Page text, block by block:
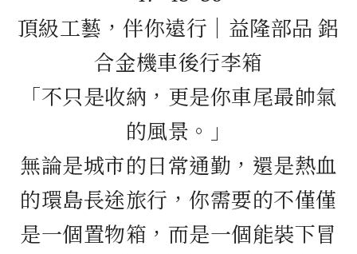
頂級工藝，伴你遠行｜益隆部品 鋁
合金機車後行李箱
「不只是收納，更是你車尾最帥氣
的風景。」
無論是城市的日常通勤，還是熱血
的環島長途旅行，你需要的不僅僅
是一個置物箱，而是一個能裝下冒